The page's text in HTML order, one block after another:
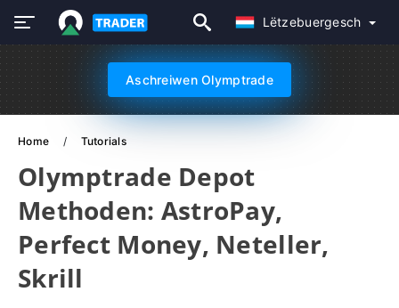
Lëtzebuergesch
Aschreiwen Olymptrade
Home Tutorials
Olymptrade Depot
Methoden: AstroPay,
Perfect Money, Neteller,
Skrill